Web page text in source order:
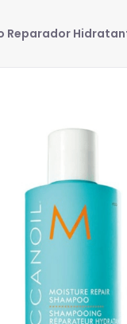
Reparador